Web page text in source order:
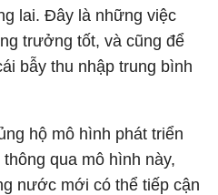
lai. Đây là những việc
trưởng tốt, và cũng để
bẫy thu nhập trung bình
hộ mô hình phát triển
qua mô hình này,
nước mới có thể tiếp cận